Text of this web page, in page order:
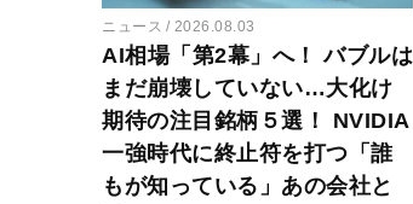
ニュース 2026.08.03
AI相場「第2幕」へ！ バブルは
まだ崩壊していない…大化け
期待の注目銘柄５選！ NVIDIA
一強時代に終止符を打つ「誰
もが知っている」あの会社と